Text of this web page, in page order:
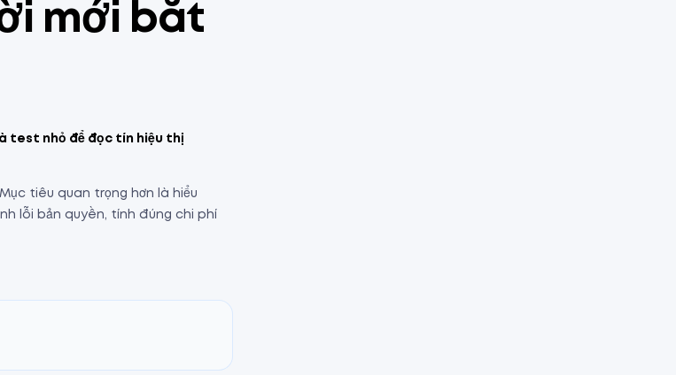
mới bắt
test nhỏ để đọc tín hiệu thị
tiêu quan trọng hơn là hiểu
lỗi bản quyền, tính đúng chi phí